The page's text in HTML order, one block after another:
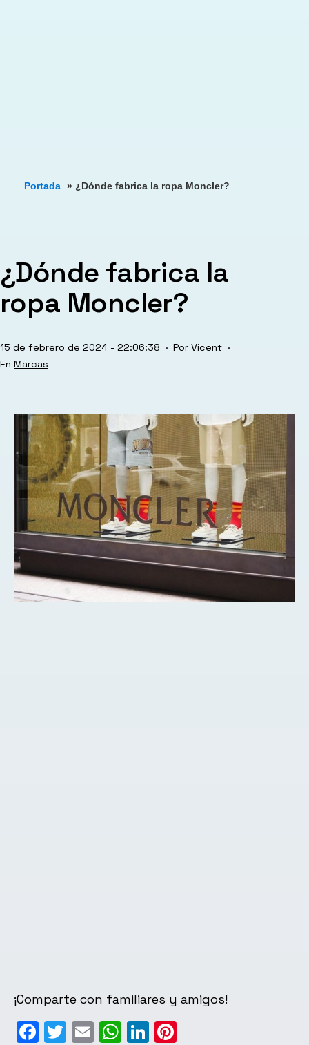
Portada » ¿Dónde fabrica la ropa Moncler?
¿Dónde fabrica la
ropa Moncler?
Publicada
el
15 de febrero de 2024 - 22:06:38 Por Vicent
Categorizado
Marcas
¡Comparte con familiares y amigos!
Facebook
Twitter
EmailWhatsApp
LinkedIn